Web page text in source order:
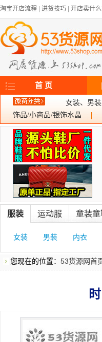
淘宝开店流程 进货技巧 开店卖什
首 页
女装、男
饰品/小商品/银饰水晶
服装 运动服 童装童
女装 男装 内衣
您现在的位置： 53货源网首